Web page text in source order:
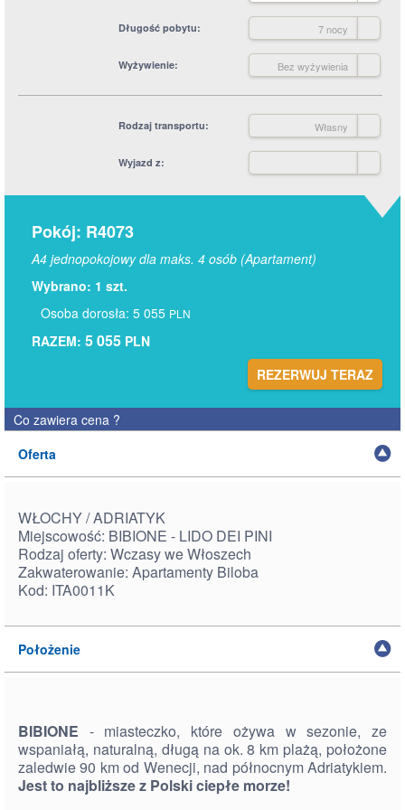
Długość pobytu 7 nocy
Wyżywienie Bez wyżywienia
Rodzaj transportu Własny
Wyjazd z
Pokój: R4073
A4 jednopokojowy dla maks. 4 osób (Apartament)
Wybrano: 1 szt.
Osoba dorosła: 5 055 PLN
RAZEM: 5 055 PLN
REZERWUJ TERAZ
Co zawiera cena ?
Oferta
WŁOCHY / ADRIATYK
Miejscowość: BIBIONE - LIDO DEI PINI
Rodzaj oferty: Wczasy we Włoszech
Zakwaterowanie: Apartamenty Biloba
Kod: ITA0011K
Położenie
BIBIONE - miasteczko, które ożywa w sezonie, ze
wspaniałą, naturalną, długą na ok. 8 km plażą, położone
zaledwie 90 km od Wenecji, nad północnym Adriatykiem.
Jest to najbliższe z Polski ciepłe morze!